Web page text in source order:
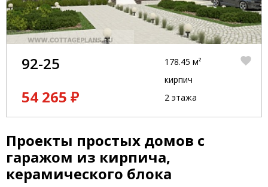
92-25
54 265 ₽
178.45 м²
кирпич
2 этажа
Проекты простых домов с
гаражом из кирпича,
керамического блока